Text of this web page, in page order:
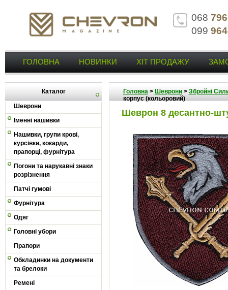
068
099
ГОЛОВНА НОВИНКИ ХІТ ПРОДАЖУ
Каталог
Шеврони
Іменні нашивки
Нашивки, групи крові,
курсівки, кокарди,
прапорці, фурнітура
Погони та нарукавні знаки
розрізнення
Патчі гумові
Фурнітура
Одяг
Головні убори
Прапори
Обкладинки на документи
та брелоки
Ремені
Головна> Шеврони> Збройні
корпус (кольоровий)
Шеврон 8 десантно-